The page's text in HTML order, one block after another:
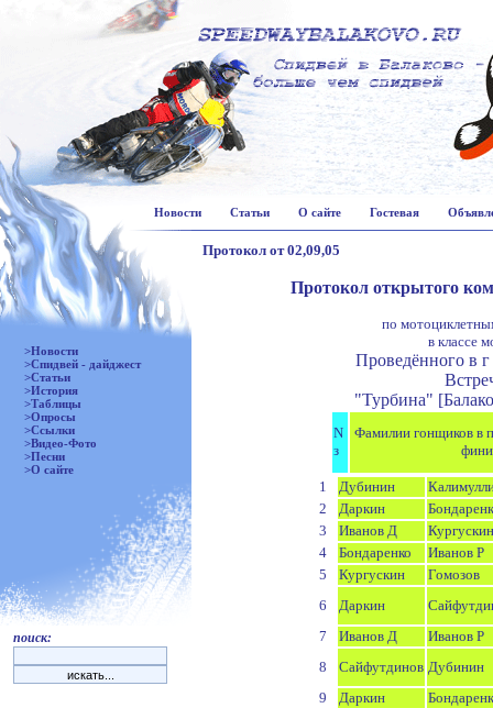
Новости Статьи О сайте Гостевая
>Новости
>Спидвей - дайджест
>Статьи
>История
>Таблицы
>Опросы
>Ссылки
>Видео-Фото
>Песни
>О сайте
поиск:
Протокол от 02,09,05
Протокол открытого
по
в классе
Проведённого в г
"Турбина"
N
з
Фамилии гонщиков в
1 Дубинин
2
Даркин
3
Иванов Д
Кургускин
4
Бондаренко
Иванов Р
5
Кургускин
Гомозов
6
Даркин
7
Иванов Д
Иванов Р
8
Сайфутдинов Дубинин
9
Даркин